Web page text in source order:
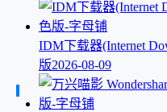
IDM下载器(Internet
版2026-08-09